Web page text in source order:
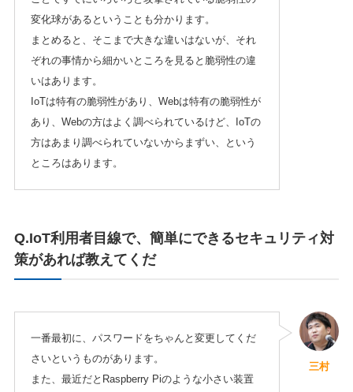
変化球があるということも分かります。
まとめると、そこまで大きな違いはないが、それ
ぞれの事情から細かいところを見ると脆弱性の違
いはあります。
IoTは特有の脆弱性があり、Webは特有の脆弱性が
あり、Webの方はよく調べられているけど、IoTの
方はあまり調べられていないからまずい、という
ところはあります。
Q.IoT利用者目線で、簡単にできるセキュリティ対
策があれば教えてくだ
一番最初に、パスワードをちゃんと変更してくだ
さいというものがあります。
また、最近だとRaspberry Piのような小さい装置
三村